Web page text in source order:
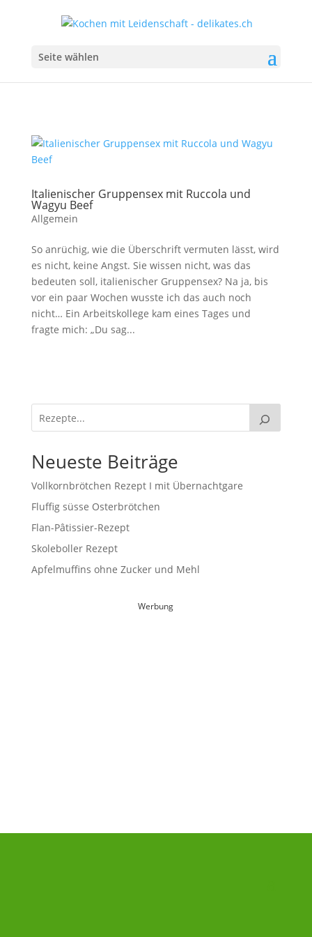
Seite wählen
Italienischer Gruppensex mit Ruccola und
Wagyu Beef
Allgemein
So anrüchig, wie die Überschrift vermuten lässt, wird
es nicht, keine Angst. Sie wissen nicht, was das
bedeuten soll, italienischer Gruppensex? Na ja, bis
vor ein paar Wochen wusste ich das auch noch
nicht… Ein Arbeitskollege kam eines Tages und
fragte mich: „Du sag...
Neueste Beiträge
Vollkornbrötchen Rezept I mit Übernachtgare
Fluffig süsse Osterbrötchen
Flan-Pâtissier-Rezept
Skoleboller Rezept
Apfelmuffins ohne Zucker und Mehl
Werbung